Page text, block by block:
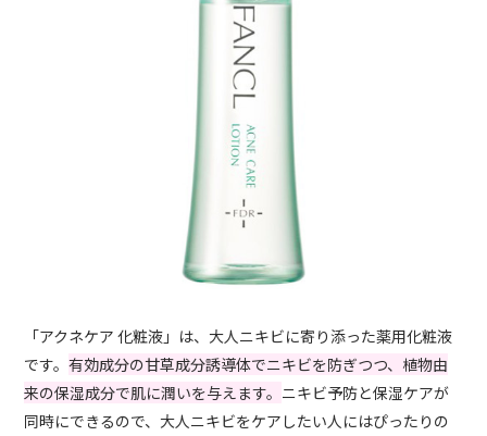
「アクネケア 化粧液」は、大人ニキビに寄り添った薬用化粧液
です。有効成分の甘草成分誘導体でニキビを防ぎつつ、植物由
来の保湿成分で肌に潤いを与えます。 ニキビ予防と保湿ケアが
同時にできるので、大人ニキビをケアしたい人にはぴったりの